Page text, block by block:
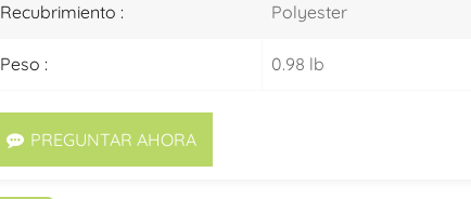
Recubrimiento : Polyester
Peso : 0.98 lb
PREGUNTAR AHORA